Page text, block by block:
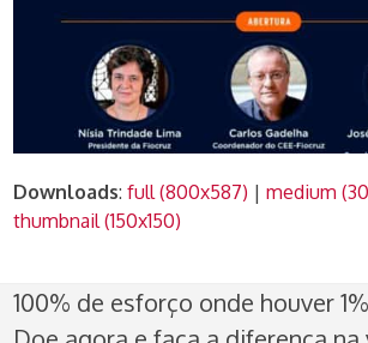
Downloads:full (800x587) |medium
thumbnail (150x150)
100% de esforço onde houver